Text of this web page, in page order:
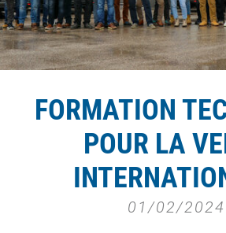
FORMATION
POUR LA
01/02/2024